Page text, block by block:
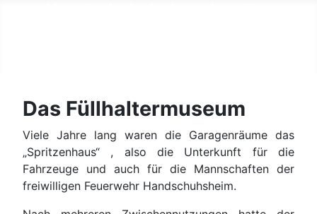
Das Füllhaltermuseum
Viele Jahre lang waren die Garagenräume das
„Spritzenhaus“ , also die Unterkunft für die
Fahrzeuge und auch für die Mannschaften der
freiwilligen Feuerwehr Handschuhsheim.